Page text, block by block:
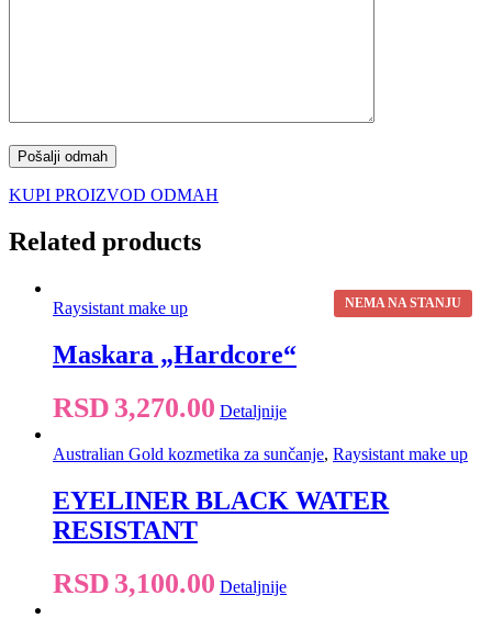
KUPI PROIZVOD ODMAH
Related products
NEMA NA STANJU
Raysistant make up
Maskara „Hardcore“
RSD 3,270.00 Detaljnije
Australian Gold kozmetika za sunčanje, Raysistant make up
EYELINER BLACK WATER
RESISTANT
RSD 3,100.00 Detaljnije